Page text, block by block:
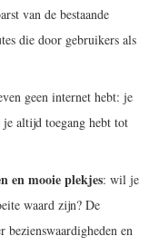
van de bestaande
die door gebruikers als
geen internet hebt: je
altijd toegang hebt tot
en mooie plekjes: wil je
waard zijn? De
en